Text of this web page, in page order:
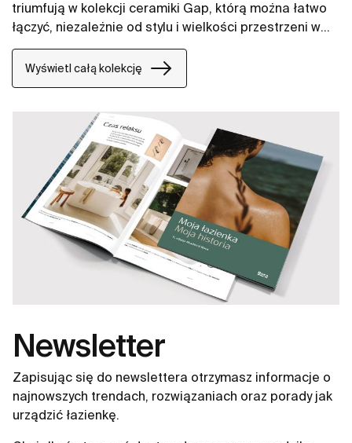
triumfują w kolekcji ceramiki Gap, którą można łatwo
łączyć, niezależnie od stylu i wielkości przestrzeni w
łazience. W naszych propozycjach znajdują się między
innymi umywalki Gap, miski WC Gap, deski WC i bidety
Gap.
Wyświetl całą kolekcję
Newsletter
Zapisując się do newslettera otrzymasz informacje o
najnowszych trendach, rozwiązaniach oraz porady jak
urządzić łazienkę.